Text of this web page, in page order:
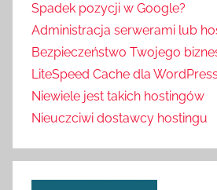
Spadek pozycji w Google?
Administracja serwerami lub
Bezpieczeństwo Twojego
LiteSpeed Cache dla WordPress
Niewiele jest takich hostingów
Nieuczciwi dostawcy hostingu